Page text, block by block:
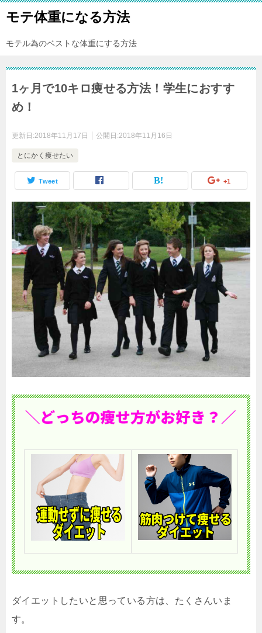
モテ体重になる方法
モテル為のベストな体重にする方法
1ヶ月で10キロ痩せる方法！学生におすす
め！
更新日:2018年11月17日 公開日:2018年11月16日
とにかく痩せたい
Tweet +1
ダイエットしたいと思っている方は、たくさんいま
す。